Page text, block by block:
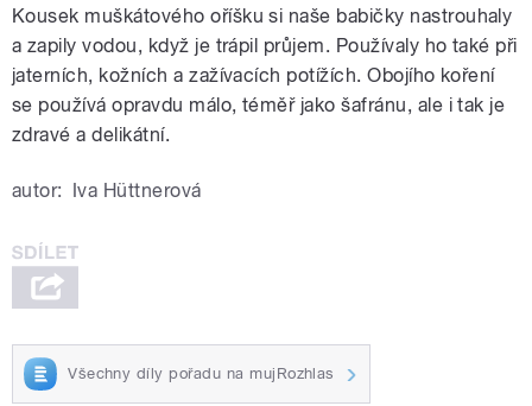
Kousek muškátového oříšku si naše babičky nastrouhaly
a zapily vodou, když je trápil průjem. Používaly ho také při
jaterních, kožních a zažívacích potížích. Obojího koření
se používá opravdu málo, téměř jako šafránu, ale i tak je
zdravé a delikátní.
autor: Iva Hüttnerová
Všechny díly pořadu na mujRozhlas